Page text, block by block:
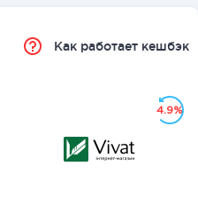
Как работает кешбэк
4.9%